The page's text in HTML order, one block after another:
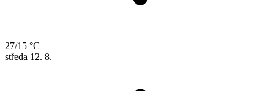
27/15 °C
středa 12. 8.